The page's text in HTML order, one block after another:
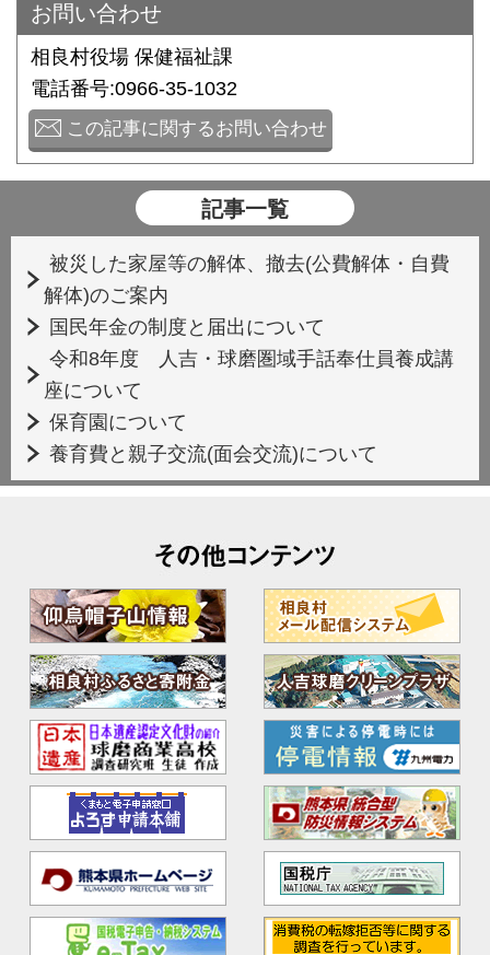
お問い合わせ
相良村役場 保健福祉課
電話番号:0966-35-1032
この記事に関するお問い合わせ
記事一覧
被災した家屋等の解体、撤去(公費解体・自費
解体)のご案内
国民年金の制度と届出について
令和8年度 人吉・球磨圏域手話奉仕員養成講
座について
保育園について
養育費と親子交流(面会交流)について